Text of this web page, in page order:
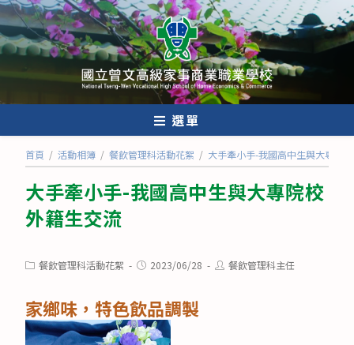
跳
轉
至
內
選單
首頁 / 活動相簿 / 餐飲管理科活動花絮 / 大手牽小手-我國高中生與大專院
大手牽小手-我國高中生與大專院校
外籍生交流
Post餐飲管理科活動花絮
Post2023/06/28
Post餐飲管理科主任
家鄉味，特色飲品調製